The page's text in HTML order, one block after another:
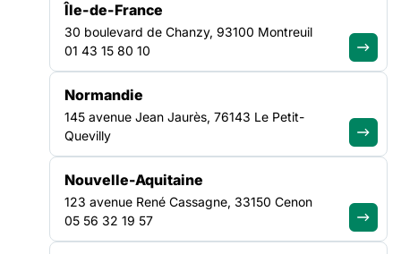
s’est associée à la mobilisation nationale du 11
octobre, initiée par leMouvement associatif, sous le mot
Île-de-France
30 boulevard de Chanzy, 93100 Montreuil
01 43 15 80 10
Normandie
145 avenue Jean Jaurès, 76143 Le Petit-
Quevilly
Nouvelle-Aquitaine
123 avenue René Cassagne, 33150 Cenon
05 56 32 19 57